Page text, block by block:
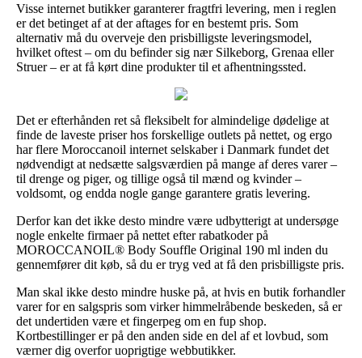
Visse internet butikker garanterer fragtfri levering, men i reglen
er det betinget af at der aftages for en bestemt pris. Som
alternativ må du overveje den prisbilligste leveringsmodel,
hvilket oftest – om du befinder sig nær Silkeborg, Grenaa eller
Struer – er at få kørt dine produkter til et afhentningssted.
Det er efterhånden ret så fleksibelt for almindelige dødelige at
finde de laveste priser hos forskellige outlets på nettet, og ergo
har flere Moroccanoil internet selskaber i Danmark fundet det
nødvendigt at nedsætte salgsværdien på mange af deres varer –
til drenge og piger, og tillige også til mænd og kvinder –
voldsomt, og endda nogle gange garantere gratis levering.
Derfor kan det ikke desto mindre være udbytterigt at undersøge
nogle enkelte firmaer på nettet efter rabatkoder på
MOROCCANOIL® Body Souffle Original 190 ml inden du
gennemfører dit køb, så du er tryg ved at få den prisbilligste pris.
Man skal ikke desto mindre huske på, at hvis en butik forhandler
varer for en salgspris som virker himmelråbende beskeden, så er
det undertiden være et fingerpeg om en fup shop.
Kortbestillinger er på den anden side en del af et lovbud, som
værner dig overfor uoprigtige webbutikker.